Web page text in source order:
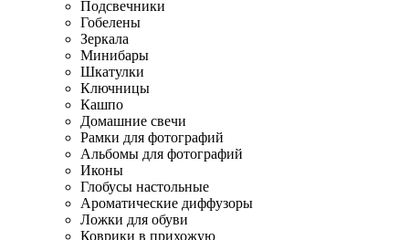
Подсвечники
Гобелены
Зеркала
Минибары
Шкатулки
Ключницы
Кашпо
Домашние свечи
Рамки для фотографий
Альбомы для фотографий
Иконы
Глобусы настольные
Ароматические диффузоры
Ложки для обуви
Коврики в прихожую